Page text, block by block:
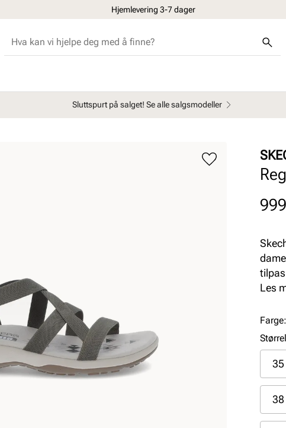
Hjemlevering 3-7 dager
Sluttspurt på salget! Se alle salgsmodeller
Pris
Les
Farge
35
38